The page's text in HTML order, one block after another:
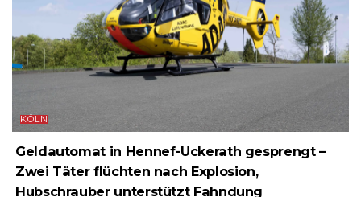
KÖLN
Geldautomat in Hennef-Uckerath gesprengt –
Zwei Täter flüchten nach Explosion,
Hubschrauber unterstützt Fahndung